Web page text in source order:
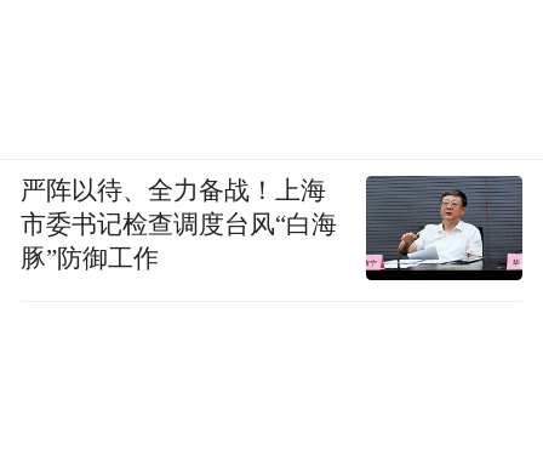
严阵以待、全力备战！上海
市委书记检查调度台风“白海
豚”防御工作